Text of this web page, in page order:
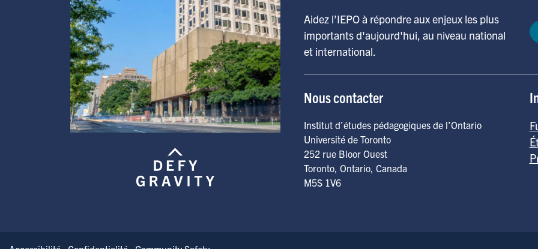
Aidez l’IEPO à répondre aux enjeux les plus
importants d'aujourd'hui, au niveau national
et international.
Nous contacter
Institut d’études pédagogiques de l’Ontario
Université de Toronto
252 rue Bloor Ouest
Toronto, Ontario, Canada
M5S 1V6